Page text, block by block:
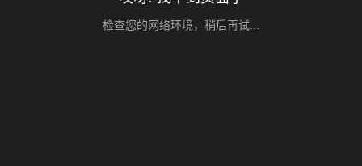
检查您的网络环境，稍后再试...